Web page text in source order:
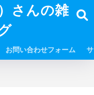
さんの雑
お問い合わせフォーム